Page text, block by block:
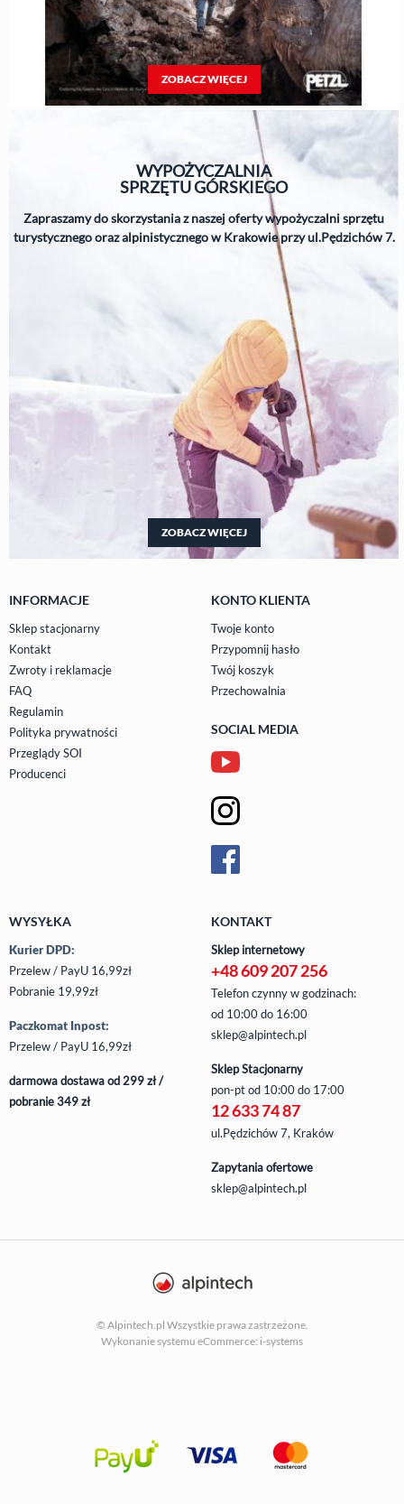
ZOBACZ WIĘCEJ
WYPOŻYCZALNIA
SPRZĘTUGÓRSKIEGO
Zapraszamy do skorzystania z naszej oferty wypożyczalni sprzętu
turystycznego oraz alpinistycznego w Krakowie przy ul.Pędzichów 7.
ZOBACZ WIĘCEJ
INFORMACJE
Sklep stacjonarny
Kontakt
Zwroty i reklamacje
FAQ
Regulamin
Polityka prywatności
Przeglądy SOI
Producenci
KONTO KLIENTA
Twoje konto
Przypomnij hasło
Twój koszyk
Przechowalnia
SOCIAL MEDIA
WYSYŁKA
Kurier DPD:
Przelew / PayU 16,99zł
Pobranie 19,99zł
Paczkomat Inpost:
Przelew / PayU 16,99zł
darmowa dostawa od 299 zł /
pobranie 349 zł
KONTAKT
Sklep internetowy
+48 609 207 256
Telefon czynny w godzinach:
od 10:00 do 16:00
sklep@alpintech.pl
Sklep Stacjonarny
pon-ptod 10:00 do 17:00
12 633 74 87
ul.Pędzichów 7, Kraków
Zapytania ofertowe
sklep@alpintech.pl
© Alpintech.pl Wszystkie prawa zastrzeżone.
Wykonanie systemu eCommerce: i-systems